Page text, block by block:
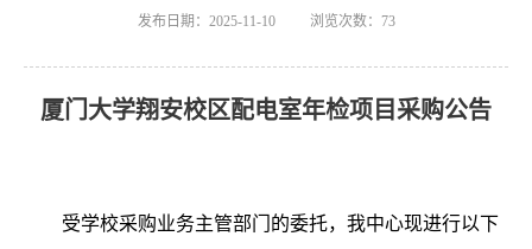
发布日期：2025-11-10 浏览次数： 73
厦门大学翔安校区配电室年检项目采购公告
受学校采购业务主管部门的委托，我中心现进行以下